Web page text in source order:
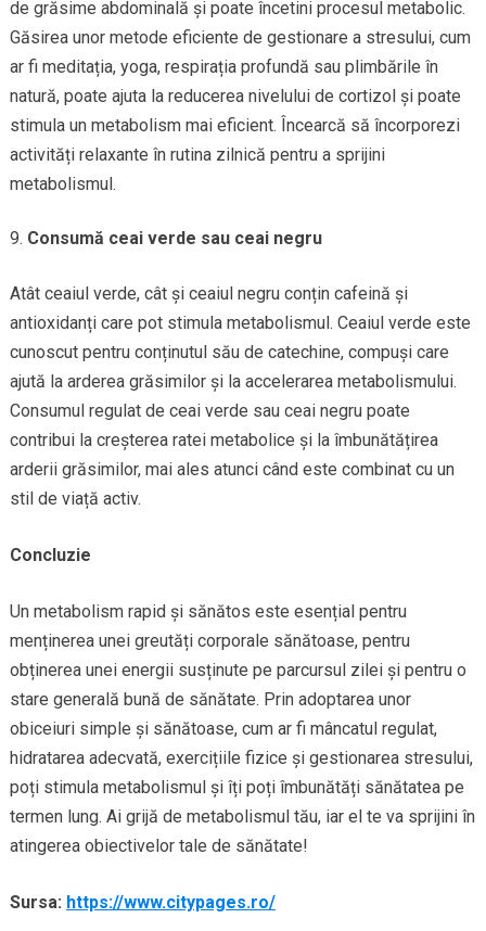
de grăsime abdominală și poate încetini procesul metabolic.
Găsirea unor metode eficiente de gestionare a stresului, cum
ar fi meditația, yoga, respirația profundă sau plimbările în
natură, poate ajuta la reducerea nivelului de cortizol și poate
stimula un metabolism mai eficient. Încearcă să încorporezi
activități relaxante în rutina zilnică pentru a sprijini
metabolismul.
Consumă ceai verde sau ceai negru
Atât ceaiul verde, cât și ceaiul negru conțin cafeină și
antioxidanți care pot stimula metabolismul. Ceaiul verde este
cunoscut pentru conținutul său de catechine, compuși care
ajută la arderea grăsimilor și la accelerarea metabolismului.
Consumul regulat de ceai verde sau ceai negru poate
contribui la creșterea ratei metabolice și la îmbunătățirea
arderii grăsimilor, mai ales atunci când este combinat cu un
stil de viață activ.
Concluzie
Un metabolism rapid și sănătos este esențial pentru
menținerea unei greutăți corporale sănătoase, pentru
obținerea unei energii susținute pe parcursul zilei și pentru o
stare generală bună de sănătate. Prin adoptarea unor
obiceiuri simple și sănătoase, cum ar fi mâncatul regulat,
hidratarea adecvată, exercițiile fizice și gestionarea stresului,
poți stimula metabolismul și îți poți îmbunătăți sănătatea pe
termen lung. Ai grijă de metabolismul tău, iar el te va sprijini în
atingerea obiectivelor tale de sănătate!
Sursa: https://www.citypages.ro/